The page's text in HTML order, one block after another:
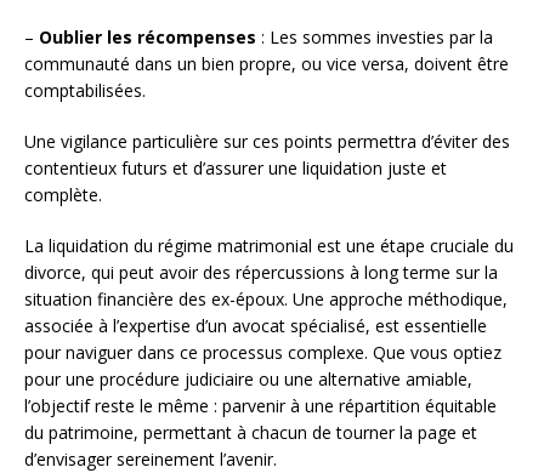
– Oublier les récompenses : Les sommes investies par la
communauté dans un bien propre, ou vice versa, doivent être
comptabilisées.
Une vigilance particulière sur ces points permettra d’éviter des
contentieux futurs et d’assurer une liquidation juste et
complète.
La liquidation du régime matrimonial est une étape cruciale du
divorce, qui peut avoir des répercussions à long terme sur la
situation financière des ex-époux. Une approche méthodique,
associée à l’expertise d’un avocat spécialisé, est essentielle
pour naviguer dans ce processus complexe. Que vous optiez
pour une procédure judiciaire ou une alternative amiable,
l’objectif reste le même : parvenir à une répartition équitable
du patrimoine, permettant à chacun de tourner la page et
d’envisager sereinement l’avenir.